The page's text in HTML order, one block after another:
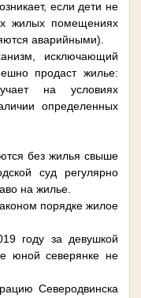
если дети не
жилых помещениях
аварийными).
исключающий
продаст жилье:
на условиях
определенных
без жилья свыше
суд регулярно
на жилье.
порядке жилое
году за девушкой
юной северянке не
Северодвинска